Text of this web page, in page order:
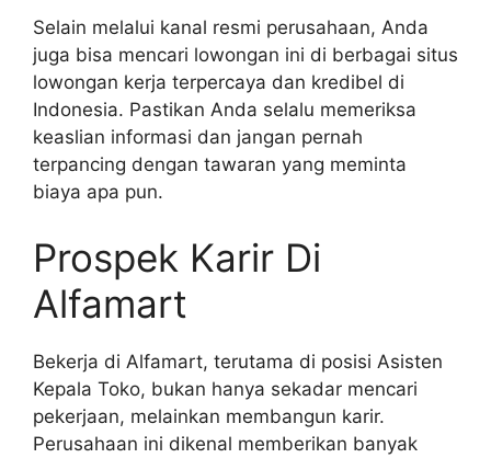
Selain melalui kanal resmi perusahaan, Anda
juga bisa mencari lowongan ini di berbagai situs
lowongan kerja terpercaya dan kredibel di
Indonesia. Pastikan Anda selalu memeriksa
keaslian informasi dan jangan pernah
terpancing dengan tawaran yang meminta
biaya apa pun.
Prospek Karir Di
Alfamart
Bekerja di Alfamart, terutama di posisi Asisten
Kepala Toko, bukan hanya sekadar mencari
pekerjaan, melainkan membangun karir.
Perusahaan ini dikenal memberikan banyak